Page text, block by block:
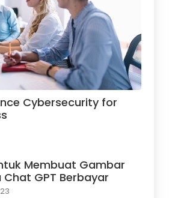
Cybersecurity for
Membuat Gambar
Chat GPT Berbayar